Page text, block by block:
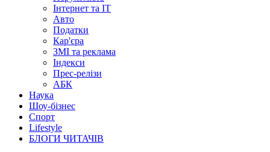
Інтернет та IT
Авто
Податки
Кар'єра
ЗМІ та реклама
Індекси
Прес-релізи
АБК
Наука
Шоу-бізнес
Спорт
Lifestyle
БЛОГИ ЧИТАЧІВ